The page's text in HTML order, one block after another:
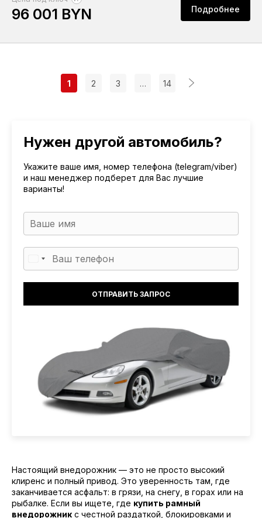
96 001 BYN Подробнее
1 2 3 … 14
Нужен другой автомобиль?
Укажите ваше имя, номер телефона (telegram/viber)
и наш менеджер подберет для Вас лучшие
варианты!
Настоящий внедорожник — это не просто высокий
клиренс и полный привод. Это уверенность там, где
заканчивается асфальт: в грязи, на снегу, в горах или на
рыбалке. Если вы ищете, где купить рамный
внедорожник с честной раздаткой, блокировками и